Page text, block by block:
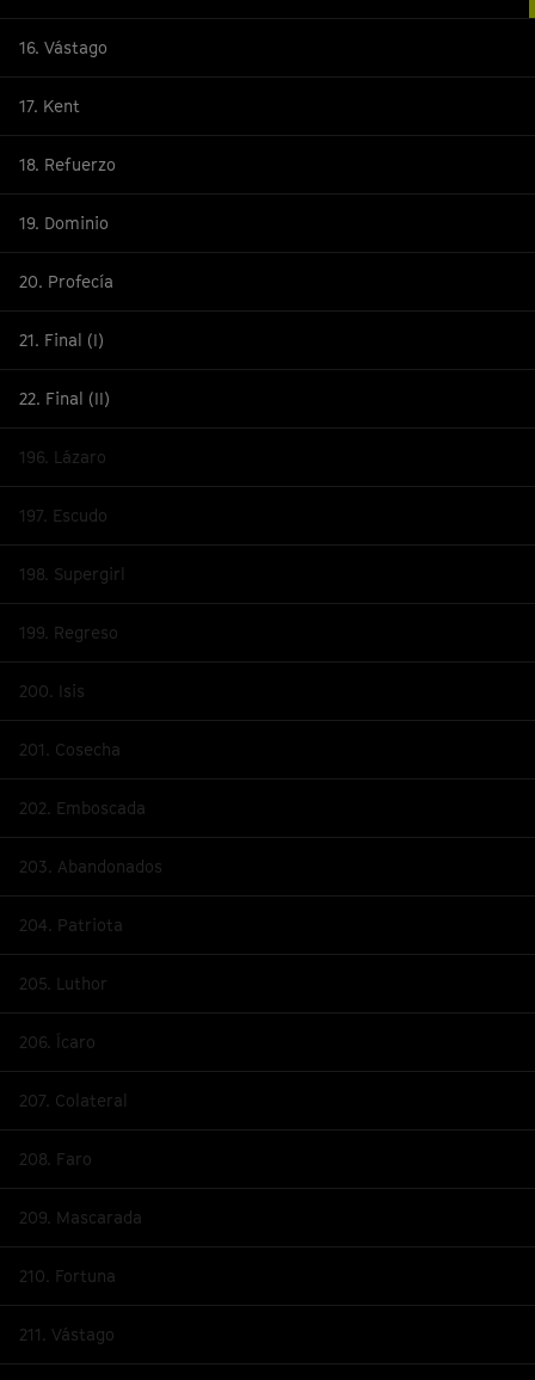
16. Vástago
17. Kent
18. Refuerzo
19. Dominio
20. Profecía
21. Final (I)
22. Final (II)
196. Lázaro
197. Escudo
198. Supergirl
199. Regreso
200. Isis
201. Cosecha
202. Emboscada
203. Abandonados
204. Patriota
205. Luthor
206. Ícaro
207. Colateral
208. Faro
209. Mascarada
210. Fortuna
211. Vástago